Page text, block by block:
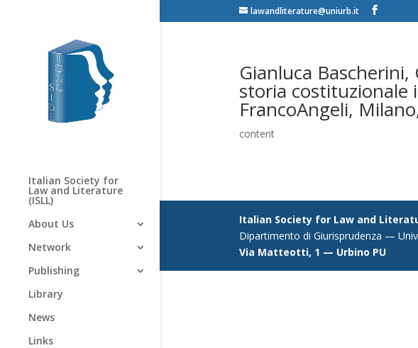
lawandliterature@uniurb.it
Italian Society for
Law and Literature
(ISLL)
About Us
Network
Publishing
Library
News
Links
Gianluca
storia costituzionale
FrancoAngeli,
content
Italian Society for Law and
Dipartimento di Giurisprudenza —
Via Matteotti, 1 — Urbino PU